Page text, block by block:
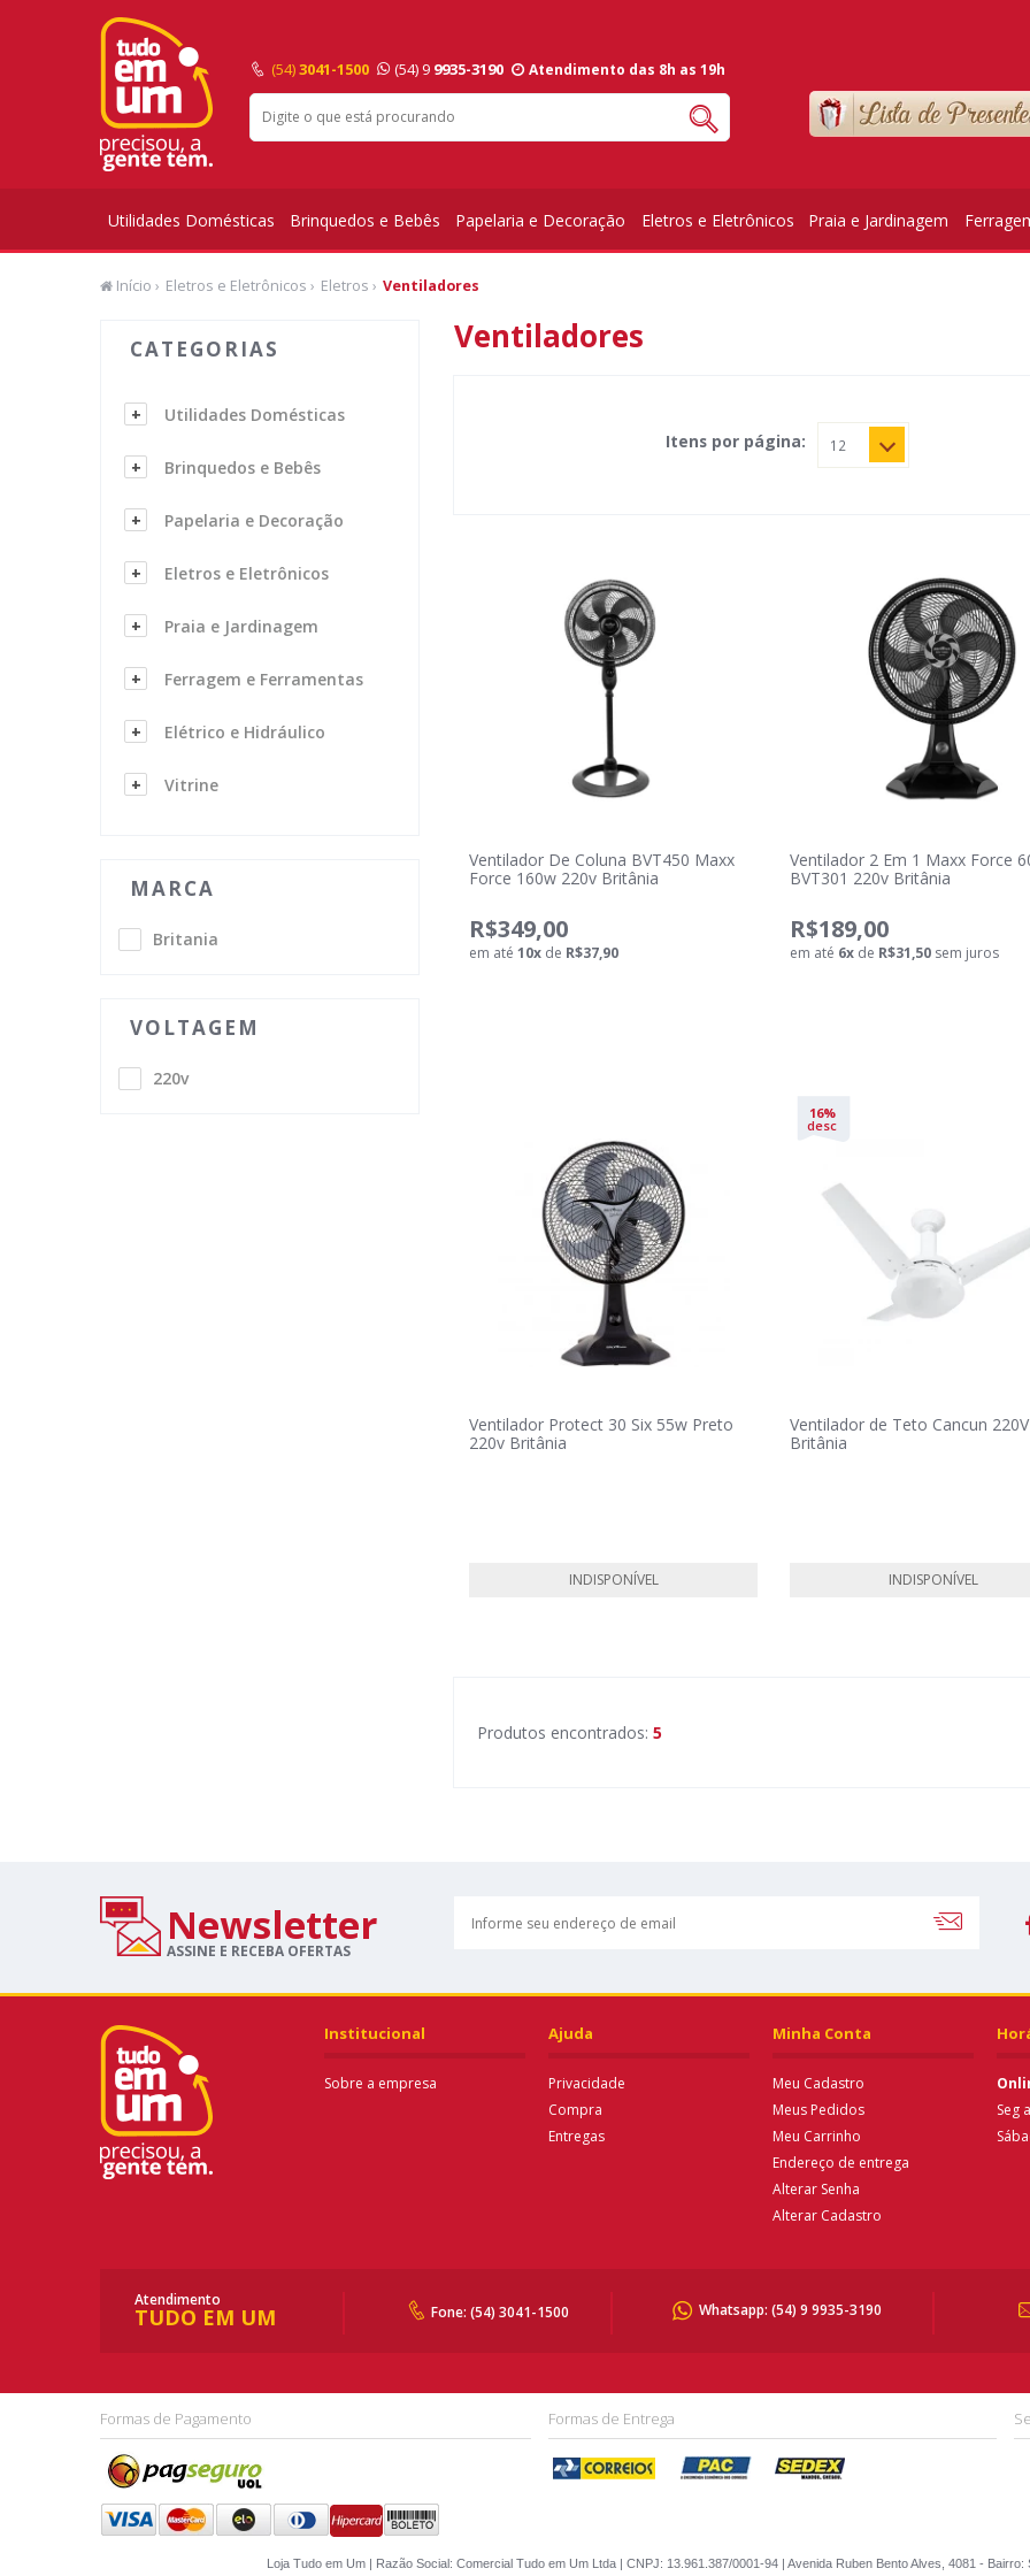
(54)3041-1500 (54) 9 9935-3190 Atendimento das 8h as 19h
Utilidades Domésticas Brinquedos e Bebês Papelaria e Decoração Eletros e Eletrônicos Praia e Jardinagem
Início › Eletros e Eletrônicos › Eletros › Ventiladores
CATEGORIAS
Utilidades Domésticas
Brinquedos e Bebês
Papelaria e Decoração
Eletros e Eletrônicos
Praia e Jardinagem
Ferragem e Ferramentas
Elétrico e Hidráulico
Vitrine
MARCA
Britania
VOLTAGEM
220v
Ventiladores
Itens por página:
Ventilador De Coluna BVT450 Maxx
Force 160w 220v Britânia
R$349,00
em até10x de R$37,90
Ventilador 2 Em 1 Maxx Force
BVT301 220v Britânia
R$189,00
em até 6xde R$31,50sem juros
Ventilador Protect 30 Six 55w Preto
220v Britânia
INDISPONÍVEL
16%
desc
Ventilador de Teto Cancun 220V
Britânia
INDISPONÍVEL
Produtos encontrados: 5
Newsletter
ASSINE E RECEBA OFERTAS
Institucional
Sobre a empresa
Ajuda
Privacidade
Compra
Entregas
Minha Conta
Meu Cadastro
Meus Pedidos
Meu Carrinho
Endereço de entrega
Alterar Senha
Alterar Cadastro
Seg
Atendimento
TUDO EM UM Fone: (54) 3041-1500 Whatsapp: (54) 9 9935-3190
Formas de Pagamento Formas de Entrega
Loja Tudo em Um | Razão Social: Comercial Tudo em Um Ltda | CNPJ: 13.961.387/0001-94 | Avenida Ruben Bento Alves, 4081 -